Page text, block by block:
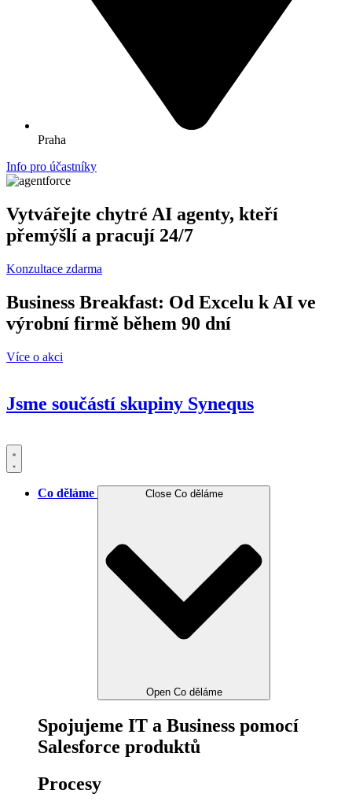
Praha
Info pro účastníky
Vytvářejte chytré AI agenty, kteří
přemýšlí a pracují 24/7
Konzultace zdarma
Business Breakfast: Od Excelu k AI ve
výrobní firmě během 90 dní
Více o akci
Jsme součástí skupiny Synequs
Co děláme Close Co děláme
Open Co děláme
Spojujeme IT a Business pomocí
Salesforce produktů
Procesy